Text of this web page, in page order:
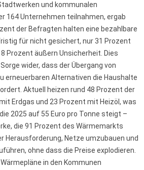
und kommunalen
164 Unternehmen teilnahmen, ergab
der Befragten halten eine bezahlbare
für nicht gesichert, nur 31 Prozent
Prozent äußern Unsicherheit. Dies
wider, dass der Übergang von
erneuerbaren Alternativen die Haushalte
Aktuell heizen rund 48 Prozent der
Erdgas und 23 Prozent mit Heizöl, was
2025 auf 55 Euro pro Tonne steigt –
die 91 Prozent des Wärmemarkts
Herausforderung, Netze umzubauen und
ohne dass die Preise explodieren.
in den Kommunen